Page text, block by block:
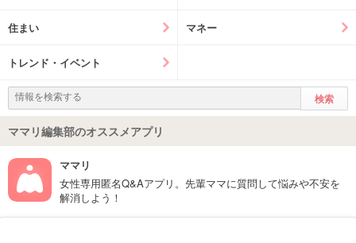
住まい マネー
トレンド・イベント
ママリ編集部のオススメアプリ
ママリ
女性専用匿名Q&Aアプリ。先輩ママに質問して悩みや不安を
解消しよう！